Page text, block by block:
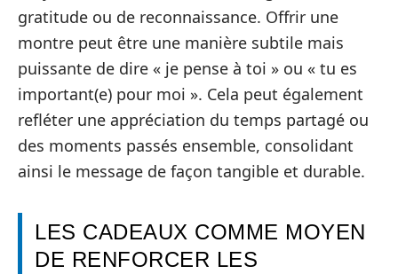
gratitude ou de reconnaissance. Offrir une
montre peut être une manière subtile mais
puissante de dire « je pense à toi » ou « tu es
important(e) pour moi ». Cela peut également
refléter une appréciation du temps partagé ou
des moments passés ensemble, consolidant
ainsi le message de façon tangible et durable.
LES CADEAUX COMME MOYEN
DE RENFORCER LES